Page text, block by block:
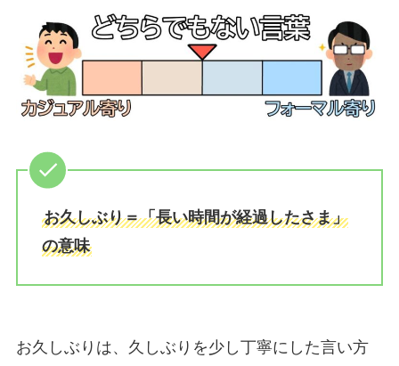
お久しぶり＝「長い時間が経過したさま」
の意味
お久しぶりは、久しぶりを少し丁寧にした言い方